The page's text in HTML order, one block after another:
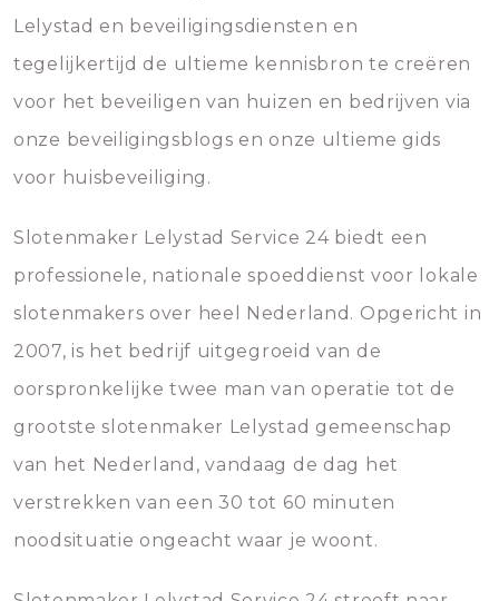
Lelystad en beveiligingsdiensten en
tegelijkertijd de ultieme kennisbron te creëren
voor het beveiligen van huizen en bedrijven via
onze beveiligingsblogs en onze ultieme gids
voor huisbeveiliging.
Slotenmaker Lelystad Service 24 biedt een
professionele, nationale spoeddienst voor lokale
slotenmakers over heel Nederland. Opgericht in
2007, is het bedrijf uitgegroeid van de
oorspronkelijke twee man van operatie tot de
grootste slotenmaker Lelystad gemeenschap
van het Nederland, vandaag de dag het
verstrekken van een 30 tot 60 minuten
noodsituatie ongeacht waar je woont.